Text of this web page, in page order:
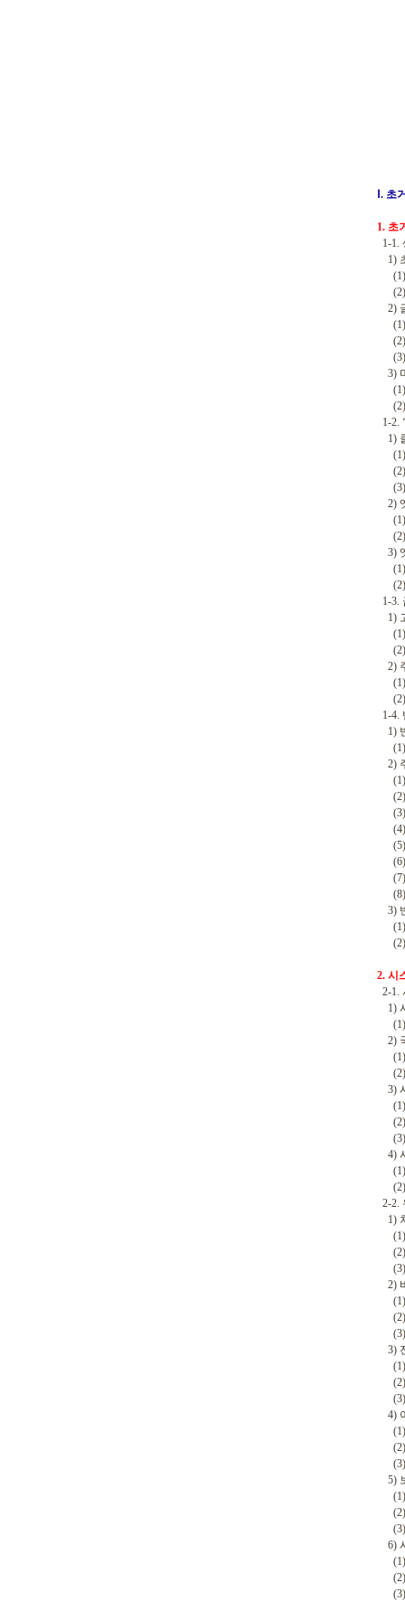
Ⅰ.
1. 초
1-1.
1)
(1)
(2)
2)
(1)
(2)
(3)
3)
(1)
(2)
1-2.
1)
(1)
(2)
(3)
2)
(1)
(2)
3)
(1)
(2)
1-3.
1)
(1)
(2)
2)
(1)
(2)
1-4.
1)
(1)
2)
(1)
(2)
(3)
(4)
(5)
(6)
(7)
(8)
3)
(1)
(2)
2. 시
2-1.
1)
(1)
2)
(1)
(2)
3)
(1)
(2)
(3)
4)
(1)
(2)
2-2.
1)
(1)
(2)
(3)
2)
(1)
(2)
(3)
3)
(1)
(2)
(3)
4)
(1)
(2)
(3)
5)
(1)
(2)
(3)
6)
(1)
(2)
(3)